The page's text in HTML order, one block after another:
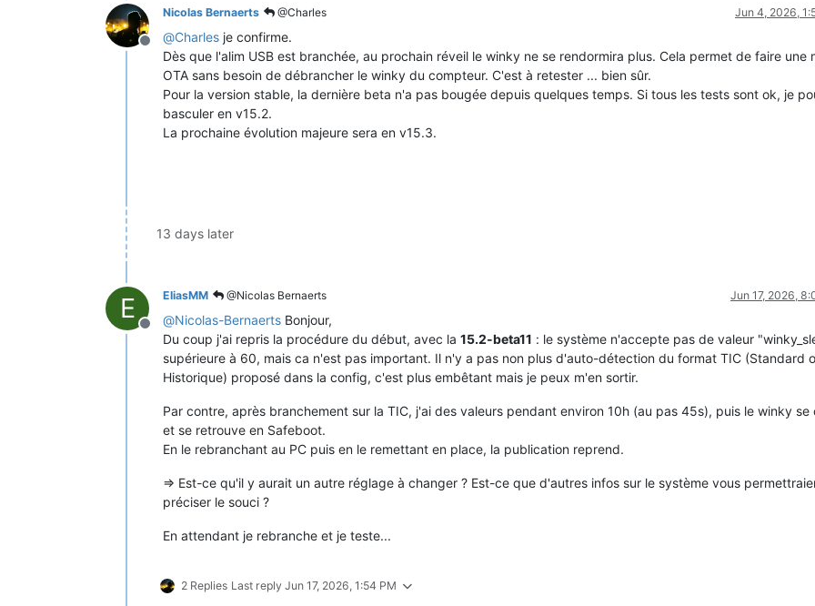
Offline
Nicolas Bernaerts @Charles Jun 4, 2026,
@Charles je confirme.
Dès que l'alim USB est branchée, au prochain réveil le winky ne se rendormira plus. Cela permet de faire une
OTA sans besoin de débrancher le winky du compteur. C'est à retester ... bien sûr.
Pour la version stable, la dernière beta n'a pas bougée depuis quelques temps. Si tous les tests sont ok, je
basculer en v15.2.
La prochaine évolution majeure sera en v15.3.
13 days later
E
Offline
EliasMM @Nicolas Bernaerts Jun 17, 2026,
@Nicolas-Bernaerts Bonjour,
Du coup j'ai repris la procédure du début, avec la 15.2-beta11 : le système n'accepte pas de valeur
supérieure à 60, mais ca n'est pas important. Il n'y a pas non plus d'auto-détection du format TIC (Standard
Historique) proposé dans la config, c'est plus embêtant mais je peux m'en sortir.
Par contre, après branchement sur la TIC, j'ai des valeurs pendant environ 10h (au pas 45s), puis le winky se
et se retrouve en Safeboot.
En le rebranchant au PC puis en le remettant en place, la publication reprend.
=> Est-ce qu'il y aurait un autre réglage à changer ? Est-ce que d'autres infos sur le système vous
préciser le souci ?
En attendant je rebranche et je teste...
2 Replies Last reply Jun 17, 2026, 1:54 PM